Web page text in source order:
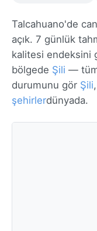
Talcahuano'de
açık. 7 günlük
kalitesi endeksini
bölgede Şili —
durumunu gör Şili
şehirlerdünyada.